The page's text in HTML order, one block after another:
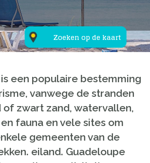
Zoeken op de kaart
een populaire bestemming
vanwege de stranden
of zwart zand, watervallen,
fauna en vele sites om
gemeenten van de
eiland. Guadeloupe